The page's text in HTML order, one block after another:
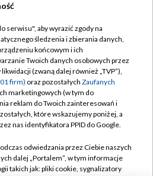
TVP
TVP
prywatności
Moje zgody
Pomoc
Kontakt
serwisu", aby wyrazić zgody na
śledzenia i zbierania danych,
końcowym i ich
Twoich danych osobowych przez
(zwaną dalej również „TVP”),
firm) oraz pozostałych Zaufanych
marketingowych (w tym do
reklam do Twoich zainteresowań i
które wskazujemy poniżej, a
nas identyfikatora PPID do Google.
odwiedzania przez Ciebie naszych
dalej „Portalem”, w tym informacje
takich jak: pliki cookie, sygnalizatory